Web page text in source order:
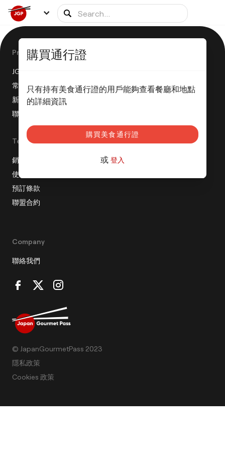
購買通行證
只有持有美食通行證的用戶能夠查看餐廳和地點
的詳細資訊
購買美食通行證
或 登入
Product
JGP 是如何運作的？
常見問題
新聞稿
聯盟計劃
Terms
銷售條款
使用條款
預訂條款
聯盟合約
Company
聯絡我們
© JapanGourmetPass 2023
隱私政策
Cookies 政策